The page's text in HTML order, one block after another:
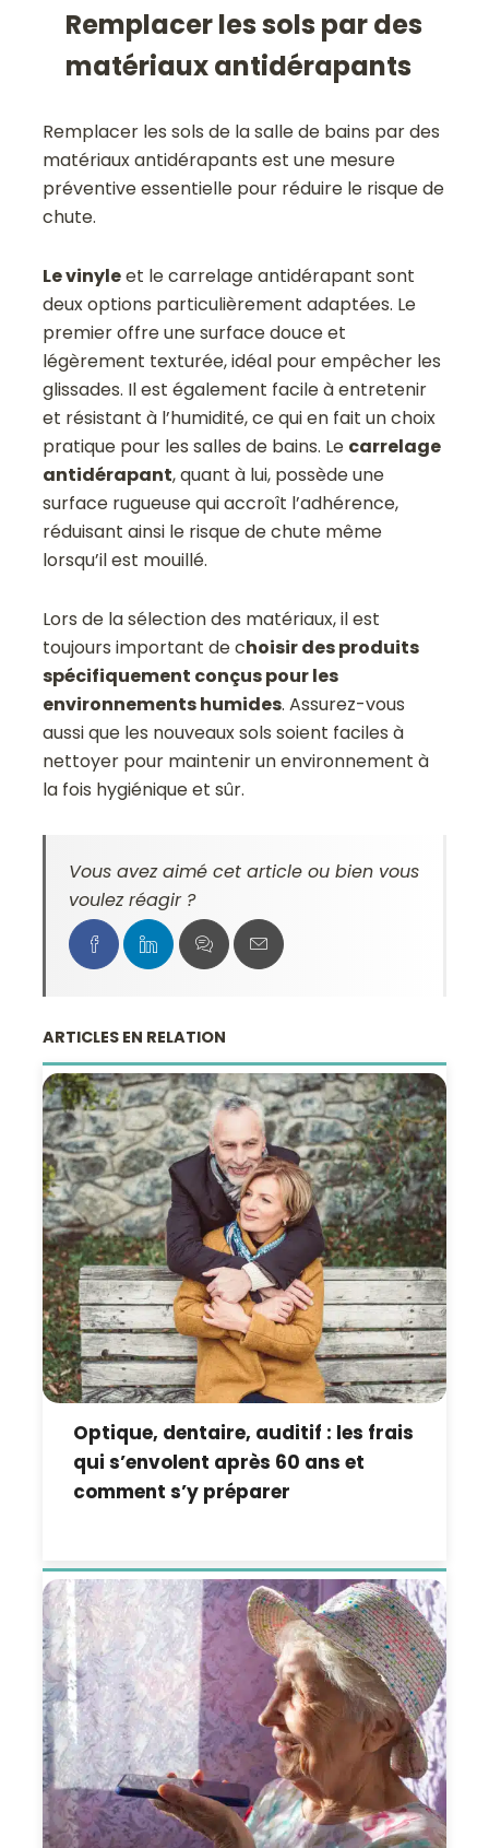
Remplacer les sols par des
matériaux antidérapants
Remplacer les sols de la salle de bains par des
matériaux antidérapants est une mesure
préventive essentielle pour réduire le risque de
chute.
Le vinyleet le carrelage antidérapant sont
deux options particulièrement adaptées. Le
premier offre une surface douce et
légèrement texturée, idéal pour empêcher les
glissades. Il est également facile à entretenir
et résistant à l’humidité, ce qui en fait un choix
pratique pour les salles de bains. Le carrelage
antidérapant, quant à lui, possède une
surface rugueuse qui accroît l’adhérence,
réduisant ainsi le risque de chute même
lorsqu’il est mouillé.
Lors de la sélection des matériaux, il est
toujours important de choisir des produits
spécifiquement conçus pour les
environnements humides. Assurez-vous
aussi que les nouveaux sols soient faciles à
nettoyer pour maintenir un environnement à
la fois hygiénique et sûr.
Vous avez aimé cet article ou bien vous
voulez réagir ?
ARTICLES EN RELATION
Optique, dentaire, auditif : les frais
qui s’envolent après 60 ans et
comment s’y préparer